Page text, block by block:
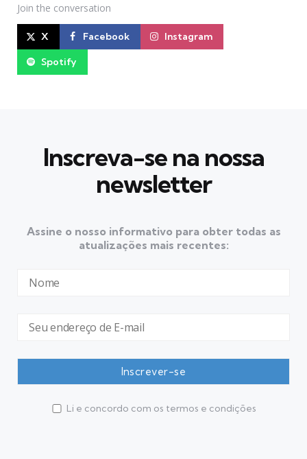
Join the conversation
X Facebook Instagram
Spotify
Inscreva-se na nossa
newsletter
Assine o nosso informativo para obter todas as
atualizações mais recentes:
Li e concordo com os termos e condições